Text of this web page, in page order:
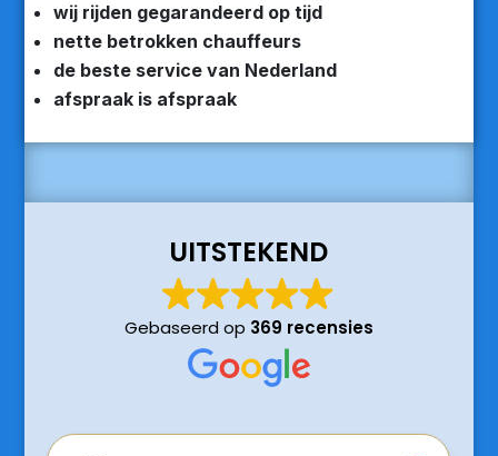
wij rijden gegarandeerd op tijd
nette betrokken chauffeurs
de beste service van Nederland
afspraak is afspraak
UITSTEKEND
Gebaseerd op 369 recensies